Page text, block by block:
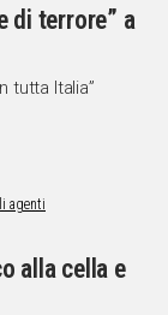
di terrore” a
tutta Italia”
alla cella e